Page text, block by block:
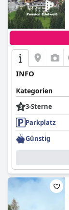
INFO
Kategorien
3-Sterne
Parkplatz
Günstig